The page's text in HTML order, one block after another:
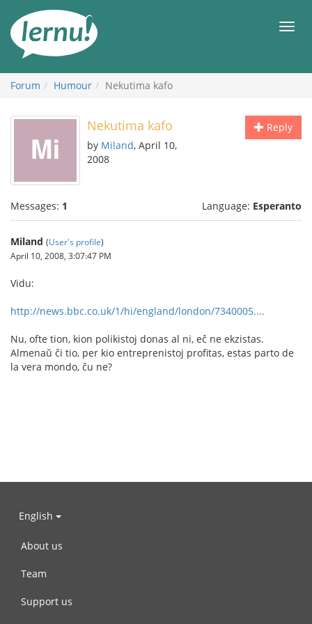
the
content
Forum Humour Nekutima kafo
Reply
Nekutima kafo
by Miland, April 10,
2008
Messages: 1 Language: Esperanto
Miland (User's profile)
April 10, 2008, 3:07:47 PM
Vidu:
http://news.bbc.co.uk/1/hi/england/london/7340005....
Nu, ofte tion, kion polikistoj donas al ni, eĉ ne ekzistas.
Almenaŭ ĉi tio, per kio entreprenistoj profitas, estas parto de
la vera mondo, ĉu ne?
English
About us
Team
Support us